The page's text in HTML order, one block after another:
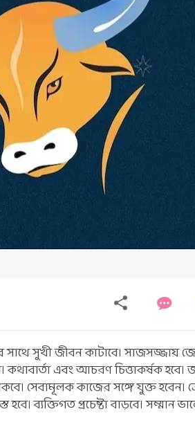
সুখী জীবন কাটাবে। সাজসজ্জায়
এবং আচরণ চিত্তাকর্ষক হবে।
সেবামূলক কাজের সঙ্গে যুক্ত হবেন।
ব্যক্তিগত প্রচেষ্টা বাড়বে। সম্মান